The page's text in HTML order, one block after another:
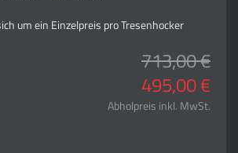
um ein Einzelpreis pro Tresenhocker
713,00 €
495,00 €
Abholpreis inkl. MwSt.